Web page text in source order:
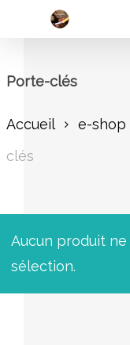
content
Porte-clés
Accueil e-shop
clés
Aucun produit
sélection.